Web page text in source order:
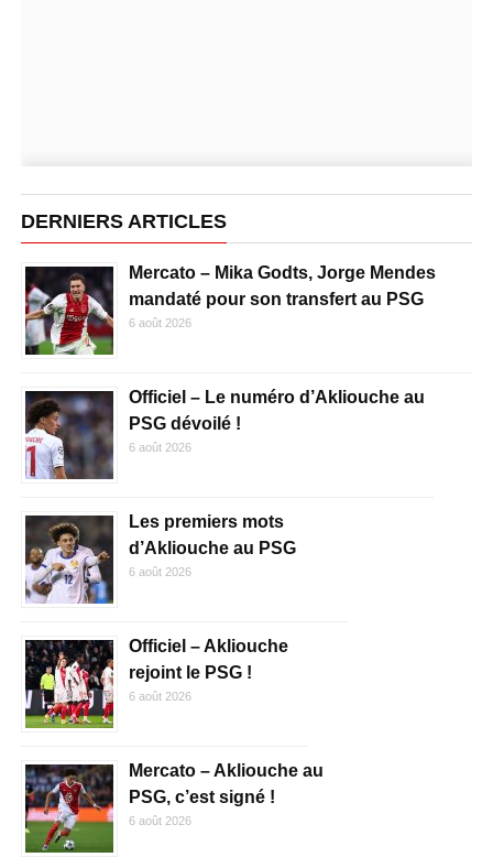
DERNIERS ARTICLES
Mercato – Mika Godts, Jorge Mendes
mandaté pour son transfert au PSG
6 août 2026
Officiel – Le numéro d’Akliouche au
PSG dévoilé !
6 août 2026
Les premiers mots
d’Akliouche au PSG
6 août 2026
Officiel – Akliouche
rejoint le PSG !
6 août 2026
Mercato – Akliouche au
PSG, c’est signé !
6 août 2026